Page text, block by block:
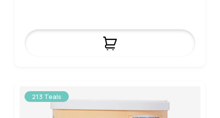
213 Teals